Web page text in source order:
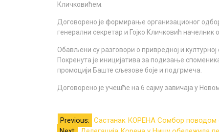
Кличковићем.
Договорено је формирање организационог
генерални секретар и Гојко Кличковић начелник
Обављени су разговори о привредној и
Покренута је иницијатива за подизање
промоцији Баште сљезове боје и подгрмеча.
Договорено је учешће на 6 сајму завичаја у
Kretanje
Previous: Састанак КОРЕНА Сомбор поводом